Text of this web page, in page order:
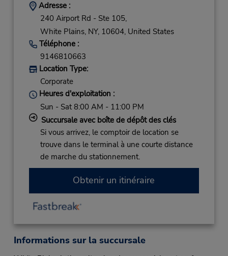
Adresse :
240 Airport Rd - Ste 105,
White Plains, NY, 10604, United States
Téléphone :
9146810663
Location Type:
Corporate
Heures d'exploitation :
Sun - Sat 8:00 AM - 11:00 PM
Succursale avec boîte de dépôt des clés
Si vous arrivez, le comptoir de location se
trouve dans le terminal à une courte distance
de marche du stationnement.
Obtenir un itinéraire
Informations sur la succursale